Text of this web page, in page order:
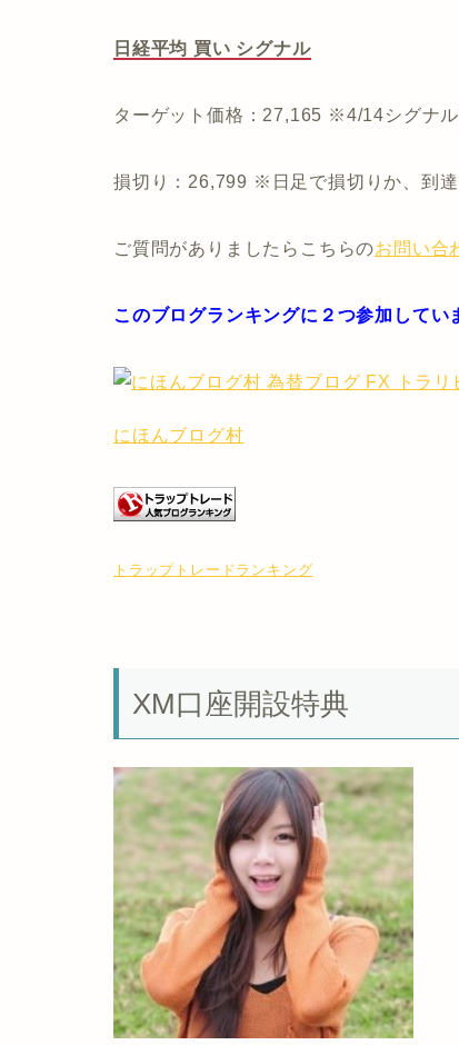
日経平均 買い シグナル
ターゲット価格：27,165 ※4/14シグナ
損切り：26,799 ※日足で損切りか、到
ご質問がありましたらこちらのお問い合
このブログランキングに２つ参加してい
にほんブログ村
トラップトレードランキング
XM口座開設特典